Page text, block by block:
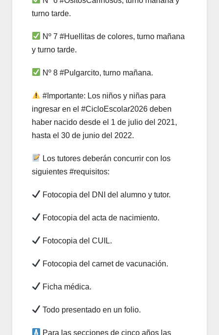
turno tarde.
Nº 7 #Huellitas de colores, turno mañana
y turno tarde.
Nº 8 #Pulgarcito, turno mañana.
#Importante: Los niños y niñas para
ingresar en el #CicloEscolar2026 deben
haber nacido desde el 1 de julio del 2021,
hasta el 30 de junio del 2022.
Los tutores deberán concurrir con los
siguientes #requisitos:
Fotocopia del DNI del alumno y tutor.
Fotocopia del acta de nacimiento.
Fotocopia del CUIL.
Fotocopia del carnet de vacunación.
Ficha médica.
Todo presentado en un folio.
Para las secciones de cinco años las